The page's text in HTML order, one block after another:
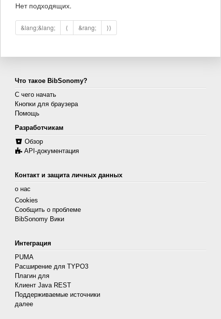
Нет подходящих.
&lang;&lang; ⟨ &rang; ⟩⟩
Что такое BibSonomy?
С чего начать
Кнопки для браузера
Помощь
Разработчикам
Обзор
API-документация
Контакт и защита личных данных
о нас
Cookies
Сообщить о проблеме
BibSonomy Вики
Интеграция
PUMA
Расширение для TYPO3
Плагин для
Клиент Java REST
Поддерживаемые источники
далее